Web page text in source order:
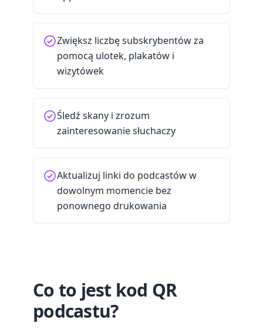
Zwiększ liczbę subskrybentów za
pomocą ulotek, plakatów i
wizytówek
Śledź skany i zrozum
zainteresowanie słuchaczy
Aktualizuj linki do podcastów w
dowolnym momencie bez
ponownego drukowania
Co to jest kod QR
podcastu?